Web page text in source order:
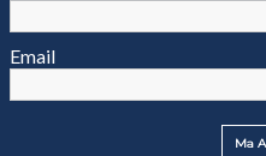
Email
Ma